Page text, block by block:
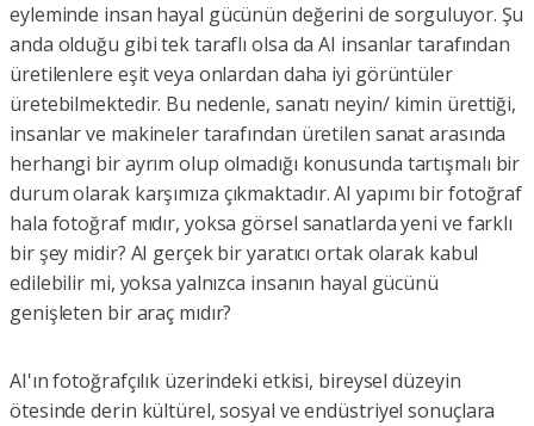
eyleminde insan hayal gücünün değerini de sorguluyor. Şu
anda olduğu gibi tek taraflı olsa da AI insanlar tarafından
üretilenlere eşit veya onlardan daha iyi görüntüler
üretebilmektedir. Bu nedenle, sanatı neyin/ kimin ürettiği,
insanlar ve makineler tarafından üretilen sanat arasında
herhangi bir ayrım olup olmadığı konusunda tartışmalı bir
durum olarak karşımıza çıkmaktadır. AI yapımı bir fotoğraf
hala fotoğraf mıdır, yoksa görsel sanatlarda yeni ve farklı
bir şey midir? AI gerçek bir yaratıcı ortak olarak kabul
edilebilir mi, yoksa yalnızca insanın hayal gücünü
genişleten bir araç mıdır?
AI'ın fotoğrafçılık üzerindeki etkisi, bireysel düzeyin
ötesinde derin kültürel, sosyal ve endüstriyel sonuçlara